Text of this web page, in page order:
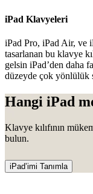
iPad Klavyeleri
iPad Pro, iPad Air, ve
tasarlanan bu klavye
gelsin iPad’den daha
düzeyde çok yönlülük
Hangi iPad
Klavye kılıfının
bulun.
iPad’imi Tanımla